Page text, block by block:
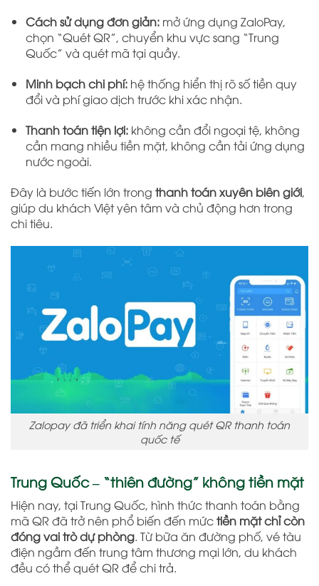
Cách sử dụng đơn giản:mở ứng dụng ZaloPay,
chọn “Quét QR”, chuyển khu vực sang “Trung
Quốc” và quét mã tại quầy.
Minh bạch chi phí:hệ thống hiển thị rõ số tiền quy
đổi và phí giao dịch trước khi xác nhận.
Thanh toán tiện lợi:không cần đổi ngoại tệ, không
cần mang nhiều tiền mặt, không cần tải ứng dụng
nước ngoài.
Đây là bước tiến lớn trong thanh toán xuyên biên giới,
giúp du khách Việt yên tâm và chủ động hơn trong
chi tiêu.
Zalopay đã triển khai tính năng quét QR thanh toán
quốc tế
Trung Quốc – “thiên đường” không tiền mặt
Hiện nay, tại Trung Quốc, hình thức thanh toán bằng
mã QR đã trở nên phổ biến đến mứctiền mặt chỉ còn
đóng vai trò dự phòng. Từ bữa ăn đường phố, vé tàu
điện ngầm đến trung tâm thương mại lớn, du khách
đều có thể quét QR để chi trả.